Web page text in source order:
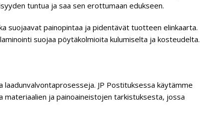
tuntua ja saa sen erottumaan edukseen.
suojaavat painopintaa ja pidentävät tuotteen elinkaarta.
suojaa pöytäkolmioita kulumiselta ja kosteudelta.
JP Postituksessa käytämme
materiaalien ja painoaineistojen tarkistuksesta, jossa